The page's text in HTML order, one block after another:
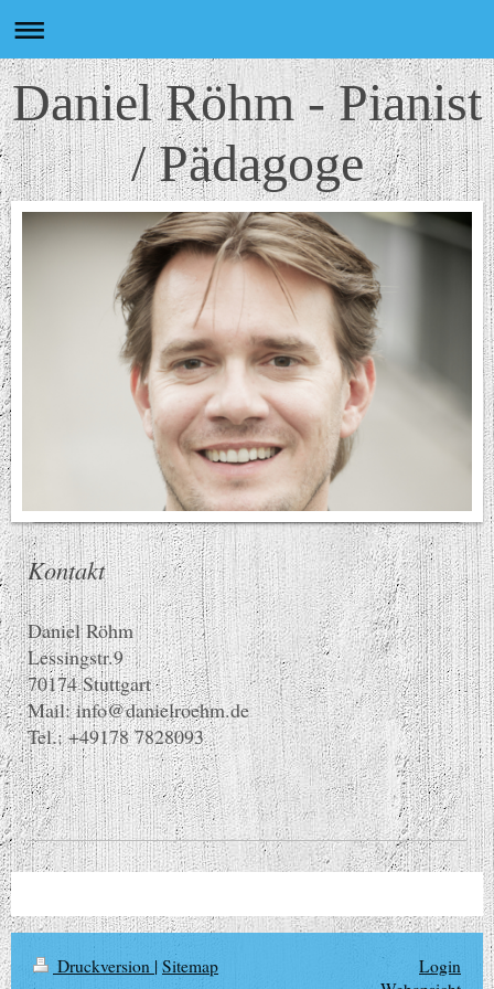
Daniel Röhm - Pianist
/ Pädagoge
Kontakt
Daniel Röhm
Lessingstr.9
70174 Stuttgart
Mail: info@danielroehm.de
Tel.: +49178 7828093
Druckversion | Sitemap
Login